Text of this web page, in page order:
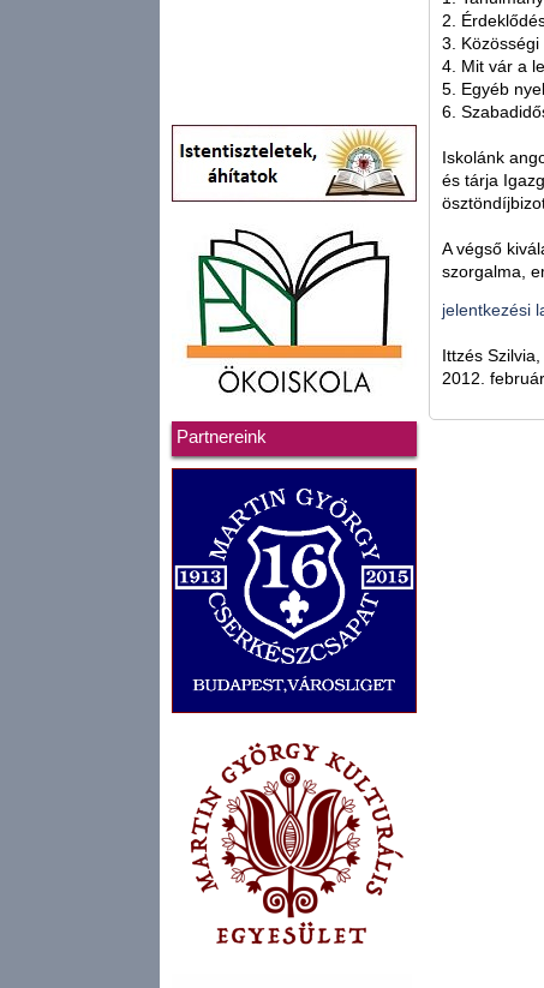
Partnereink
2.
3. Közösségi
4. Mit vár a
5. Egyéb
6.
Iskolánk
és tárja
A végső
szorgalma,
jelentkezési
Ittzés
2012.